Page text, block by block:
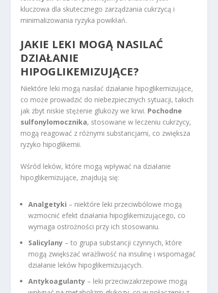
kluczowa dla skutecznego zarządzania cukrzycą i
minimalizowania ryzyka powikłań.
JAKIE LEKI MOGĄ NASILAĆ
DZIAŁANIE
HIPOGLIKEMIZUJĄCE?
Niektóre leki mogą nasilać działanie hipoglikemizujące,
co może prowadzić do niebezpiecznych sytuacji, takich
jak zbyt niskie stężenie glukozy we krwi. Pochodne
sulfonylomocznika, stosowane w leczeniu cukrzycy,
mogą reagować z różnymi substancjami, co zwiększa
ryzyko hipoglikemii.
Wśród leków, które mogą wpływać na działanie
hipoglikemizujące, znajdują się:
Analgetyki – niektóre leki przeciwbólowe mogą
wzmocnić efekt działania hipoglikemizującego, co
wymaga ostrożności przy ich stosowaniu.
Salicylany – to grupa substancji czynnych, które
mogą zwiększać wrażliwość na insulinę i wspomagać
działanie leków hipoglikemizujących.
Antykoagulanty – leki przeciwzakrzepowe mogą